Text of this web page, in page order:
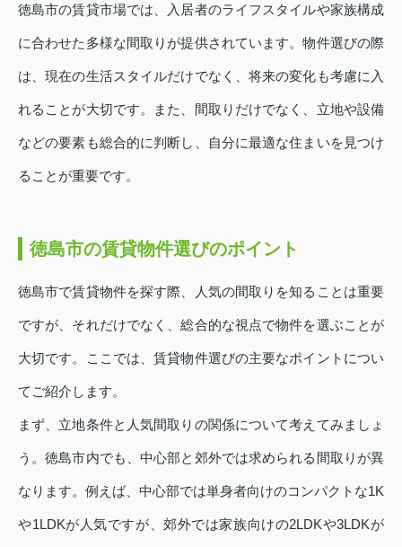
徳島市の賃貸市場では、入居者のライフスタイルや家族構成
に合わせた多様な間取りが提供されています。物件選びの際
は、現在の生活スタイルだけでなく、将来の変化も考慮に入
れることが大切です。また、間取りだけでなく、立地や設備
などの要素も総合的に判断し、自分に最適な住まいを見つけ
ることが重要です。
徳島市の賃貸物件選びのポイント
徳島市で賃貸物件を探す際、人気の間取りを知ることは重要
ですが、それだけでなく、総合的な視点で物件を選ぶことが
大切です。ここでは、賃貸物件選びの主要なポイントについ
てご紹介します。
まず、立地条件と人気間取りの関係について考えてみましょ
う。徳島市内でも、中心部と郊外では求められる間取りが異
なります。例えば、中心部では単身者向けのコンパクトな1K
や1LDKが人気ですが、郊外では家族向けの2LDKや3LDKが